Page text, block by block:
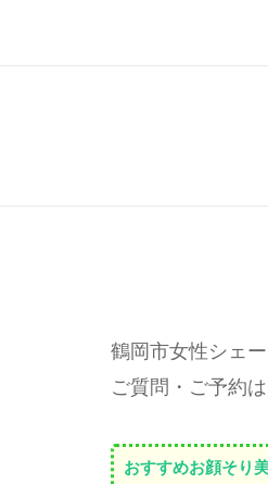
鶴岡市女性シェ
ご質問・ご予約
おすすめお顔そり